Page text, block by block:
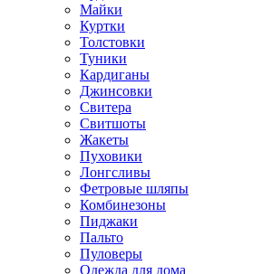
Майки
Куртки
Толстовки
Туники
Кардиганы
Джинсовки
Свитера
Свитшоты
Жакеты
Пуховики
Лонгсливы
Фетровые шляпы
Комбинезоны
Пиджаки
Пальто
Пуловеры
Одежда для дома